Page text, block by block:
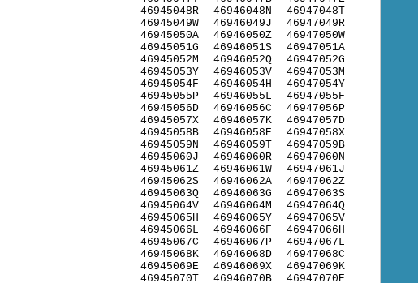
46945048R
46945049W
46945050A
46945051G
46945052M
46945053Y
46945054F
46945055P
46945056D
46945057X
46945058B
46945059N
46945060J
46945061Z
46945062S
46945063Q
46945064V
46945065H
46945066L
46945067C
46945068K
46945069E
46945070T
46946048N
46946049J
46946050Z
46946051S
46946052Q
46946053V
46946054H
46946055L
46946056C
46946057K
46946058E
46946059T
46946060R
46946061W
46946062A
46946063G
46946064M
46946065Y
46946066F
46946067P
46946068D
46946069X
46946070B
46947048T
46947049R
46947050W
46947051A
46947052G
46947053M
46947054Y
46947055F
46947056P
46947057D
46947058X
46947059B
46947060N
46947061J
46947062Z
46947063S
46947064Q
46947065V
46947066H
46947067L
46947068C
46947069K
46947070E